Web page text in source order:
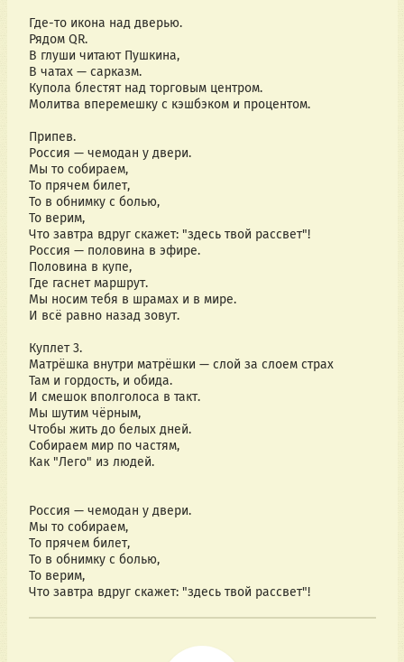
Где-то икона над дверью.
Рядом QR.
В глуши читают Пушкина,
В чатах — сарказм.
Купола блестят над торговым центром.
Молитва вперемешку с кэшбэком и процентом.
Припев.
Россия — чемодан у двери.
Мы то собираем,
То прячем билет,
То в обнимку с болью,
То верим,
Что завтра вдруг скажет: "здесь твой рассвет"!
Россия — половина в эфире.
Половина в купе,
Где гаснет маршрут.
Мы носим тебя в шрамах и в мире.
И всё равно назад зовут.
Куплет 3.
Матрёшка внутри матрёшки — слой за слоем страх
Там и гордость, и обида.
И смешок вполголоса в такт.
Мы шутим чёрным,
Чтобы жить до белых дней.
Собираем мир по частям,
Как "Лего" из людей.
Россия — чемодан у двери.
Мы то собираем,
То прячем билет,
То в обнимку с болью,
То верим,
Что завтра вдруг скажет: "здесь твой рассвет"!